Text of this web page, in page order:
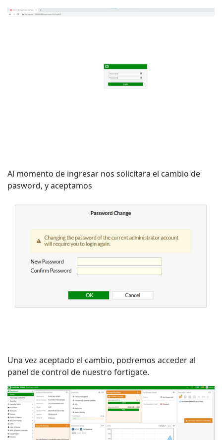
Al momento de ingresar nos solicitara el cambio de
pasword, y aceptamos
Una vez aceptado el cambio, podremos acceder al
panel de control de nuestro fortigate.